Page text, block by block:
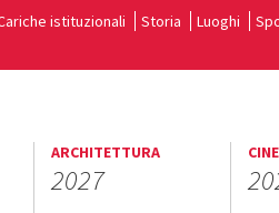
istituzionali Storia Luoghi
ARCHITETTURA
2027